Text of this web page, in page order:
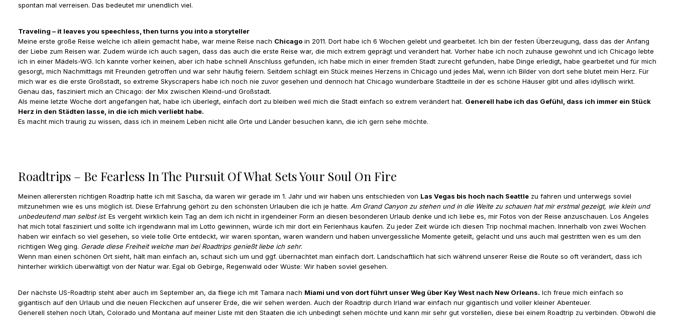
spontan mal verreisen. Das bedeutet mir unendlich viel.
Traveling – it leaves you speechless, then turns you into a storyteller
Meine erste große Reise welche ich allein gemacht habe, war meine Reise nach Chicago in 2011. Dort habe ich 6 Wochen gelebt und gearbeitet. Ich bin der festen Überzeugung, dass das der Anfang
der Liebe zum Reisen war. Zudem würde ich auch sagen, dass das auch die erste Reise war, die mich extrem geprägt und verändert hat. Vorher habe ich noch zuhause gewohnt und ich Chicago lebte
ich in einer Mädels-WG. Ich kannte vorher keinen, aber ich habe schnell Anschluss gefunden, ich habe mich in einer fremden Stadt zurecht gefunden, habe Dinge erledigt, habe gearbeitet und für mich
gesorgt, mich Nachmittags mit Freunden getroffen und war sehr häufig feiern. Seitdem schlägt ein Stück meines Herzens in Chicago und jedes Mal, wenn ich Bilder von dort sehe blutet mein Herz. Für
mich war es die erste Großstadt, so extreme Skyscrapers habe ich noch nie zuvor gesehen und dennoch hat Chicago wunderbare Stadtteile in der es schöne Häuser gibt und alles idyllisch wirkt.
Genau das, fasziniert mich an Chicago: der Mix zwischen Kleind-und Großstadt.
Als meine letzte Woche dort angefangen hat, habe ich überlegt, einfach dort zu bleiben weil mich die Stadt einfach so extrem verändert hat. Generell habe ich das Gefühl, dass ich immer ein Stück
Herz in den Städten lasse, in die ich mich verliebt habe.
Es macht mich traurig zu wissen, dass ich in meinem Leben nicht alle Orte und Länder besuchen kann, die ich gern sehe möchte.
Roadtrips – Be Fearless In The Pursuit Of What Sets Your Soul On Fire
Meinen allerersten richtigen Roadtrip hatte ich mit Sascha, da waren wir gerade im 1. Jahr und wir haben uns entschieden von Las Vegas bis hoch nach Seattle zu fahren und unterwegs soviel
mitzunehmen wie es uns möglich ist. Diese Erfahrung gehört zu den schönsten Urlauben die ich je hatte.Am Grand Canyon zu stehen und in die Weite zu schauen hat mir erstmal gezeigt, wie klein und
unbedeutend man selbst ist. Es vergeht wirklich kein Tag an dem ich nicht in irgendeiner Form an diesen besonderen Urlaub denke und ich liebe es, mir Fotos von der Reise anzuschauen. Los Angeles
hat mich total fasziniert und sollte ich irgendwann mal im Lotto gewinnen, würde ich mir dort ein Ferienhaus kaufen. Zu jeder Zeit würde ich diesen Trip nochmal machen. Innerhalb von zwei Wochen
haben wir einfach so viel gesehen, so viele tolle Orte entdeckt, wir waren spontan, waren wandern und haben unvergessliche Momente geteilt, gelacht und uns auch mal gestritten wen es um den
richtigen Weg ging. Gerade diese Freiheit welche man bei Roadtrips genießt liebe ich sehr.
Wenn man einen schönen Ort sieht, hält man einfach an, schaut sich um und ggf. übernachtet man einfach dort. Landschaftlich hat sich während unserer Reise die Route so oft verändert, dass ich
hinterher wirklich überwältigt von der Natur war. Egal ob Gebirge, Regenwald oder Wüste: Wir haben soviel gesehen.
Der nächste US-Roadtrip steht aber auch im September an, da fliege ich mit Tamara nach Miami und von dort führt unser Weg über Key West nach New Orleans. Ich freue mich einfach so
gigantisch auf den Urlaub und die neuen Fleckchen auf unserer Erde, die wir sehen werden. Auch der Roadtrip durch Irland war einfach nur gigantisch und voller kleiner Abenteuer.
Generell stehen noch Utah, Colorado und Montana auf meiner Liste mit den Staaten die ich unbedingt sehen möchte und kann mir sehr gut vorstellen, diese bei einem Roadtrip zu verbinden. Obwohl die